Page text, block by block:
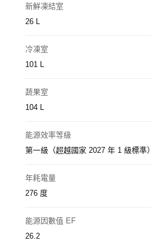
新鮮凍結室
26 L
冷凍室
101 L
蔬果室
104 L
能源效率等級
第一級（超越國家 2027 年 1 級標準）
年耗電量
276 度
能源因數值 EF
26.2